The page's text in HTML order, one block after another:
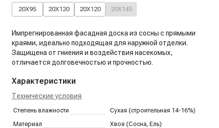
20X95 20X120 20X120 20X145
Импрегнированная фасадная доска из сосны с прямыми
краями, идеально подходящая для наружной отделки.
Защищена от гниения и воздействия насекомых,
отличается долговечностью и прочностью.
Характеристики
Технические условия
Степень влажности
Сухая (строительная 14-16%)
Материал
Хвоя (Сосна, Ель)